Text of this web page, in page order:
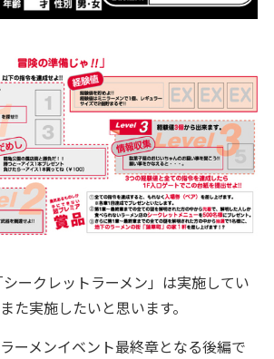
ークレットラーメン」は実施してい
た実施したいと思います。
ーメンイベント最終章となる後編で